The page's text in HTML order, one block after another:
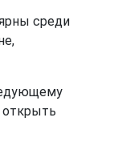
среди